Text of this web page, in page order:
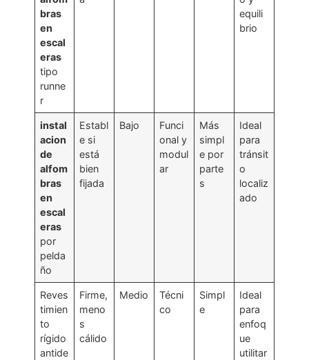
bras
en
escal
eras
tipo
runne
r
equili
brio
instal
acion
de
alfom
bras
en
escal
eras
por
pelda
ño
Establ
e si
está
bien
fijada
Bajo
Funci
onal y
modul
ar
Más
simpl
e por
parte
s
Ideal
para
tránsit
o
localiz
ado
Reves
timien
to
rígido
antide
Firme,
meno
s
cálido
Medio
Técni
co
Simpl
e
Ideal
para
enfoq
ue
utilitar